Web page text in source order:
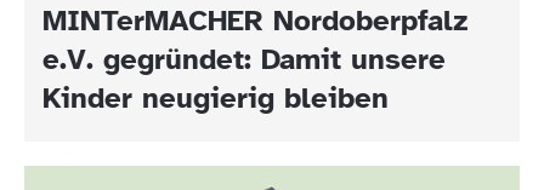
MINTerMACHER Nordoberpfalz
e.V. gegründet: Damit unsere
Kinder neugierig bleiben